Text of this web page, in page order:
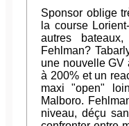
Sponsor oblige
la course
autres
Fehlman?
une nouvelle GV
à 200% et un
maxi "open"
Malboro.
niveau, déçu